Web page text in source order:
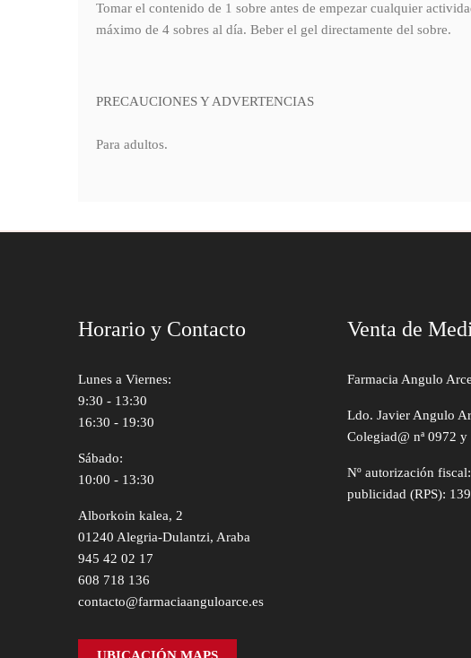
Tomar el contenido de 1 sobre antes de empezar cualquier
máximo de 4 sobres al día. Beber el gel directamente del sobre.
PRECAUCIONES Y ADVERTENCIAS
Para adultos.
Horario y Contacto
Lunes a Viernes:
9:30 - 13:30
16:30 - 19:30
Sábado:
10:00 - 13:30
Alborkoin kalea, 2
01240 Alegria-Dulantzi, Araba
945 42 02 17
608 718 136
contacto@farmaciaanguloarce.es
Venta de
Farmacia Angulo
Ldo. Javier Angulo
Colegiad@ nª 0972
Nº autorización
publicidad (RPS):